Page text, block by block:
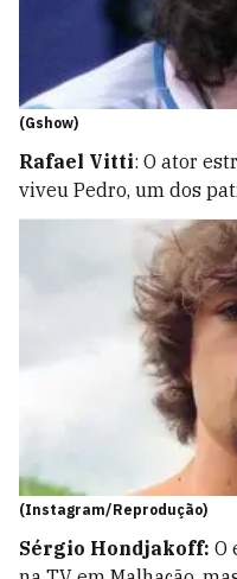
(Gshow)
Rafael Vitti: O ator
viveu Pedro, um dos
(Instagram/Reprodução)
Sérgio Hondjakoff: O